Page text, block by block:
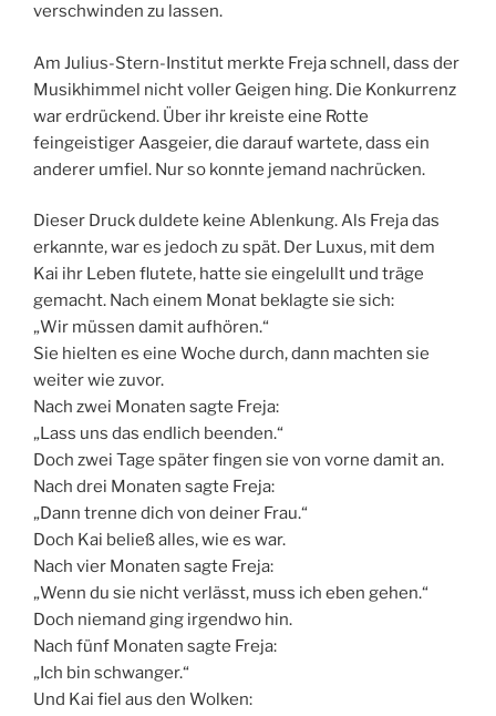
verschwinden zu lassen.
Am Julius-Stern-Institut merkte Freja schnell, dass der
Musikhimmel nicht voller Geigen hing. Die Konkurrenz
war erdrückend. Über ihr kreiste eine Rotte
feingeistiger Aasgeier, die darauf wartete, dass ein
anderer umfiel. Nur so konnte jemand nachrücken.
Dieser Druck duldete keine Ablenkung. Als Freja das
erkannte, war es jedoch zu spät. Der Luxus, mit dem
Kai ihr Leben flutete, hatte sie eingelullt und träge
gemacht. Nach einem Monat beklagte sie sich:
„Wir müssen damit aufhören.“
Sie hielten es eine Woche durch, dann machten sie
weiter wie zuvor.
Nach zwei Monaten sagte Freja:
„Lass uns das endlich beenden.“
Doch zwei Tage später fingen sie von vorne damit an.
Nach drei Monaten sagte Freja:
„Dann trenne dich von deiner Frau.“
Doch Kai beließ alles, wie es war.
Nach vier Monaten sagte Freja:
„Wenn du sie nicht verlässt, muss ich eben gehen.“
Doch niemand ging irgendwo hin.
Nach fünf Monaten sagte Freja:
„Ich bin schwanger.“
Und Kai fiel aus den Wolken: